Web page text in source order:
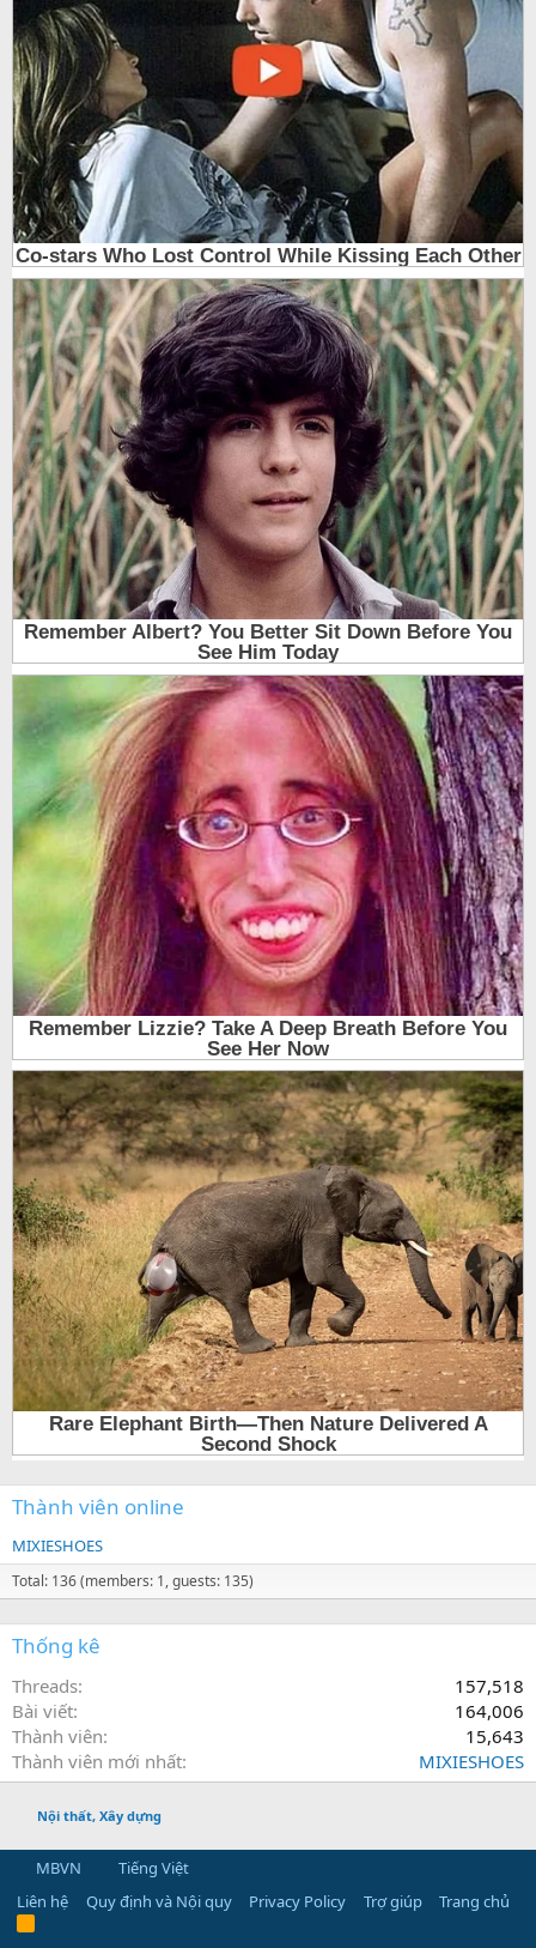
Thành viên online
MIXIESHOES
Total: 136 (members: 1, guests: 135)
Thống kê
Threads
157,518
Bài viết
164,006
Thành viên
15,643
Thành viên mới nhất
MIXIESHOES
Nội thất, Xây dựng
MBVN
Tiếng Việt
Liên hệ
Quy định và Nội quy Privacy Policy Trợ giúp Trang chủ
R